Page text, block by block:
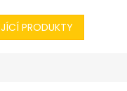
PRODUKTY